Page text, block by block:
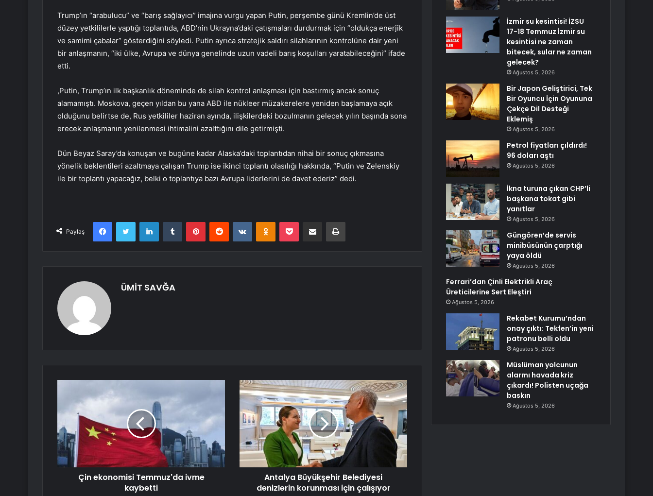
Trump’ın “arabulucu” ve “barış sağlayıcı” imajına vurgu yapan Putin, perşembe günü Kremlin’de üst
düzey yetkililerle yaptığı toplantıda, ABD’nin Ukrayna’daki çatışmaları durdurmak için “oldukça enerjik
ve samimi çabalar” gösterdiğini söyledi. Putin ayrıca stratejik saldırı silahlarının kontrolüne dair yeni
bir anlaşmanın, “iki ülke, Avrupa ve dünya genelinde uzun vadeli barış koşulları yaratabileceğini” ifade
etti.
,Putin, Trump’ın ilk başkanlık döneminde de silah kontrol anlaşması için bastırmış ancak sonuç
alamamıştı. Moskova, geçen yıldan bu yana ABD ile nükleer müzakerelere yeniden başlamaya açık
olduğunu belirtse de, Rus yetkililer haziran ayında, ilişkilerdeki bozulmanın gelecek yılın başında sona
erecek anlaşmanın yenilenmesi ihtimalini azalttığını dile getirmişti.
Dün Beyaz Saray’da konuşan ve bugüne kadar Alaska’daki toplantıdan nihai bir sonuç çıkmasına
yönelik beklentileri azaltmaya çalışan Trump ise ikinci toplantı olasılığı hakkında, “Putin ve Zelenskiy
ile bir toplantı yapacağız, belki o toplantıya bazı Avrupa liderlerini de davet ederiz” dedi.
Paylaş
FacebookTwitter LinkedInTumblr PinterestReddit VKontakteOdnoklassniki
Pocket E-Posta ile paylaş Yazdır
ÜMİT SAVĞA
Çin ekonomisi Temmuz'da ivme
kaybetti
Antalya Büyükşehir Belediyesi
denizlerin korunması için çalışıyor
İzmir su kesintisi! İZSU
17-18 Temmuz İzmir su
kesintisi ne zaman
bitecek, sular ne zaman
gelecek?
Ağustos 5, 2026
Bir Japon Geliştirici, Tek
Bir Oyuncu İçin Oyununa
Çekçe Dil Desteği
Eklemiş
Ağustos 5, 2026
Petrol fiyatları çıldırdı!
96 doları aştı
Ağustos 5, 2026
İkna turuna çıkan CHP’li
başkana tokat gibi
yanıtlar
Ağustos 5, 2026
Güngören’de servis
minibüsünün çarptığı
yaya öldü
Ağustos 5, 2026
Ferrari’dan Çinli Elektrikli Araç
Üreticilerine Sert Eleştiri
Ağustos 5, 2026
Rekabet Kurumu’ndan
onay çıktı: Tekfen’in yeni
patronu belli oldu
Ağustos 5, 2026
Müslüman yolcunun
alarmı havada kriz
çıkardı! Polisten uçağa
baskın
Ağustos 5, 2026